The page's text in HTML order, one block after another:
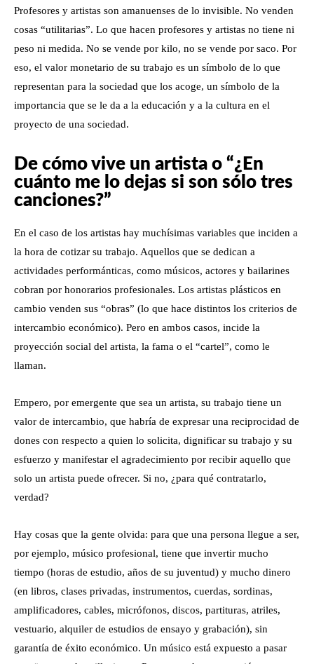
Profesores y artistas son amanuenses de lo invisible. No venden
cosas “utilitarias”. Lo que hacen profesores y artistas no tiene ni
peso ni medida. No se vende por kilo, no se vende por saco. Por
eso, el valor monetario de su trabajo es un símbolo de lo que
representan para la sociedad que los acoge, un símbolo de la
importancia que se le da a la educación y a la cultura en el
proyecto de una sociedad.
De cómo vive un artista o “¿En
cuánto me lo dejas si son sólo tres
canciones?”
En el caso de los artistas hay muchísimas variables que inciden a
la hora de cotizar su trabajo. Aquellos que se dedican a
actividades performánticas, como músicos, actores y bailarines
cobran por honorarios profesionales. Los artistas plásticos en
cambio venden sus “obras” (lo que hace distintos los criterios de
intercambio económico). Pero en ambos casos, incide la
proyección social del artista, la fama o el “cartel”, como le
llaman.
Empero, por emergente que sea un artista, su trabajo tiene un
valor de intercambio, que habría de expresar una reciprocidad de
dones con respecto a quien lo solicita, dignificar su trabajo y su
esfuerzo y manifestar el agradecimiento por recibir aquello que
solo un artista puede ofrecer. Si no, ¿para qué contratarlo,
verdad?
Hay cosas que la gente olvida: para que una persona llegue a ser,
por ejemplo, músico profesional, tiene que invertir mucho
tiempo (horas de estudio, años de su juventud) y mucho dinero
(en libros, clases privadas, instrumentos, cuerdas, sordinas,
amplificadores, cables, micrófonos, discos, partituras, atriles,
vestuario, alquiler de estudios de ensayo y grabación), sin
garantía de éxito económico. Un músico está expuesto a pasar